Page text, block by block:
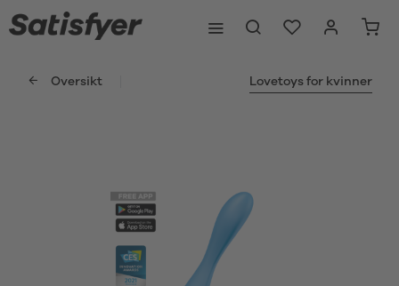
Oversikt Lovetoys for kvinner